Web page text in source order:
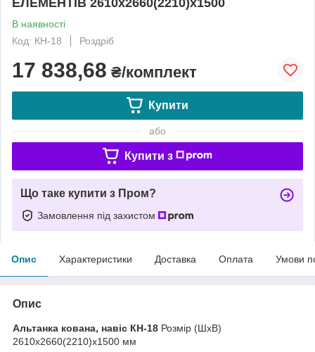
В наявності
Код: КН-18
Роздріб
17 838,68 ₴/комплект
Купити
або
Купити з
Що таке купити з Пром?
Замовлення під захистом
Опис Характеристики Доставка Оплата Умови
Опис
Альтанка кована, навіс КН-18 Розмір (ШхВ)
2610х2660(2210)х1500 мм